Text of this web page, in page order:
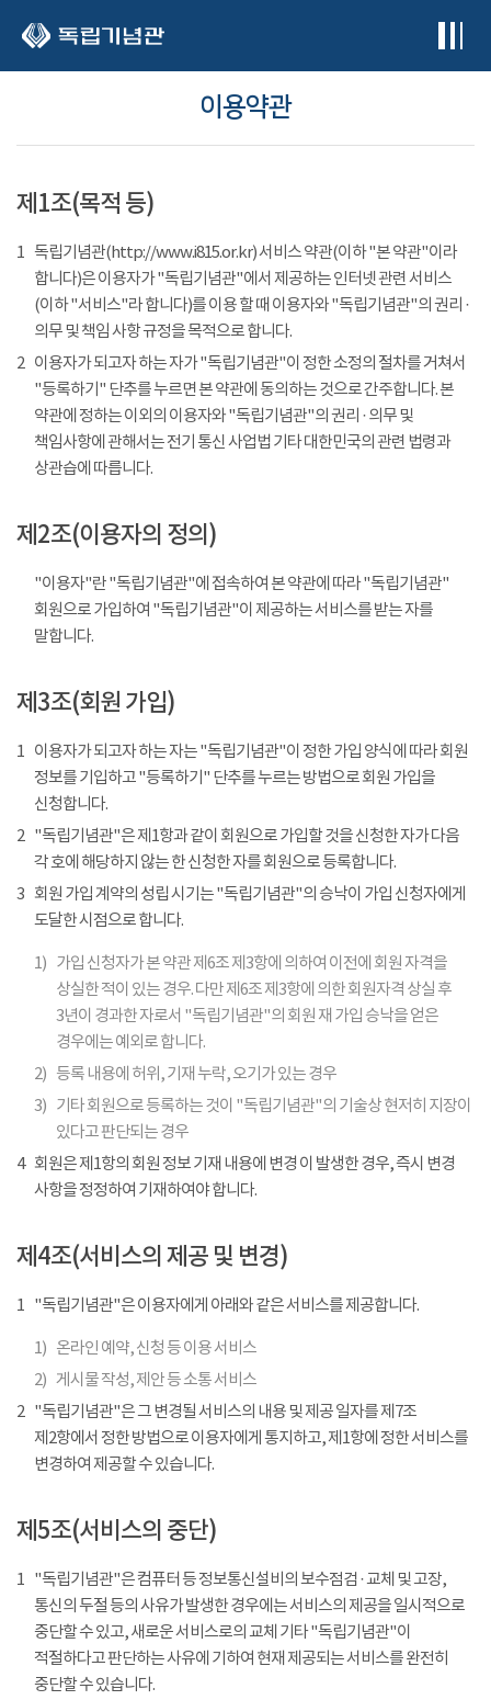
이용약관
제1조(목적 등)
1 독립기념관(http://www.i815.or.kr) 서비스 약관(이하 "본 약관"이라
합니다)은 이용자가 "독립기념관"에서 제공하는 인터넷 관련 서비스
(이하 "서비스"라 합니다)를 이용 할 때 이용자와 "독립기념관"의 권리 ·
의무 및 책임 사항 규정을 목적으로 합니다.
2 이용자가 되고자 하는 자가 "독립기념관"이 정한 소정의 절차를 거쳐서
"등록하기" 단추를 누르면 본 약관에 동의하는 것으로 간주합니다. 본
약관에 정하는 이외의 이용자와 "독립기념관"의 권리 · 의무 및
책임사항에 관해서는 전기 통신 사업법 기타 대한민국의 관련 법령과
상관습에 따릅니다.
제2조(이용자의 정의)
"이용자"란 "독립기념관"에 접속하여 본 약관에 따라 "독립기념관"
회원으로 가입하여 "독립기념관"이 제공하는 서비스를 받는 자를
말합니다.
제3조(회원 가입)
1 이용자가 되고자 하는 자는 "독립기념관"이 정한 가입 양식에 따라 회원
정보를 기입하고 "등록하기" 단추를 누르는 방법으로 회원 가입을
신청합니다.
2 "독립기념관"은 제1항과 같이 회원으로 가입할 것을 신청한 자가 다음
각 호에 해당하지 않는 한 신청한 자를 회원으로 등록합니다.
3 회원 가입 계약의 성립 시기는 "독립기념관"의 승낙이 가입 신청자에게
도달한 시점으로 합니다.
1) 가입 신청자가 본 약관 제6조 제3항에 의하여 이전에 회원 자격을
상실한 적이 있는 경우. 다만 제6조 제3항에 의한 회원자격 상실 후
3년이 경과한 자로서 "독립기념관"의 회원 재 가입 승낙을 얻은
경우에는 예외로 합니다.
2) 등록 내용에 허위, 기재 누락, 오기가 있는 경우
3) 기타 회원으로 등록하는 것이 "독립기념관"의 기술상 현저히 지장이
있다고 판단되는 경우
4
회원은 제1항의 회원 정보 기재 내용에 변경 이 발생한 경우, 즉시 변경
사항을 정정하여 기재하여야 합니다.
제4조(서비스의 제공 및 변경)
1 "독립기념관"은 이용자에게 아래와 같은 서비스를 제공합니다.
1) 온라인 예약, 신청 등 이용 서비스
2) 게시물 작성, 제안 등 소통 서비스
2 "독립기념관"은 그 변경될 서비스의 내용 및 제공 일자를 제7조
제2항에서 정한 방법으로 이용자에게 통지하고, 제1항에 정한 서비스를
변경하여 제공할 수 있습니다.
제5조(서비스의 중단)
1 "독립기념관"은 컴퓨터 등 정보통신설비의 보수점검 · 교체 및 고장,
통신의 두절 등의 사유가 발생한 경우에는 서비스의 제공을 일시적으로
중단할 수 있고, 새로운 서비스로의 교체 기타 "독립기념관"이
적절하다고 판단하는 사유에 기하여 현재 제공되는 서비스를 완전히
중단할 수 있습니다.